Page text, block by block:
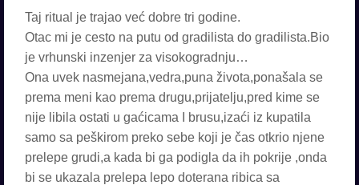
Taj ritual je trajao već dobre tri godine.
Otac mi je cesto na putu od gradilista do gradilista.Bio
je vrhunski inzenjer za visokogradnju…
Ona uvek nasmejana,vedra,puna života,ponašala se
prema meni kao prema drugu,prijatelju,pred kime se
nije libila ostati u gaćicama I brusu,izaći iz kupatila
samo sa peškirom preko sebe koji je čas otkrio njene
prelepe grudi,a kada bi ga podigla da ih pokrije ,onda
bi se ukazala prelepa lepo doterana ribica sa